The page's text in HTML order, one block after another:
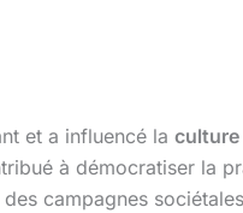
et a influencé la
à démocratiser la
campagnes